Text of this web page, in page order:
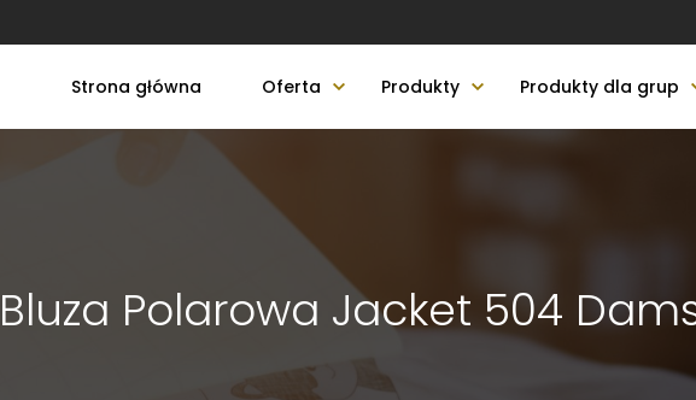
Strona główna Oferta Produkty Produkty dla grup
Bluza Polarowa Jacket 504